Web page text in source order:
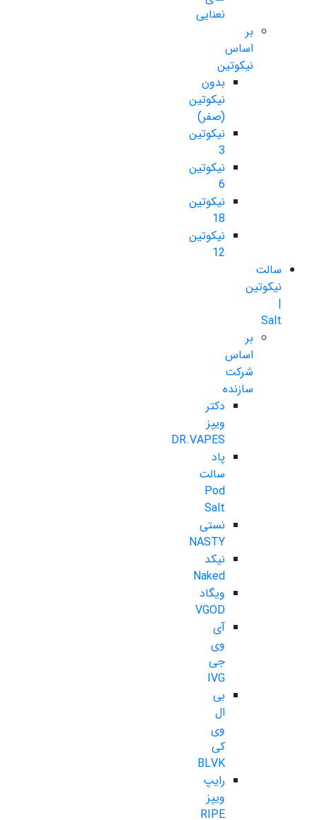
نعنایی
بر
اساس
نیکوتین
بدون
نیکوتین
(صفر)
نیکوتین
3
نیکوتین
6
نیکوتین
18
نیکوتین
12
سالت
نیکوتین
|
Salt
بر
اساس
شرکت
سازنده
دکتر
ویپز
DR.VAPES
پاد
سالت
Pod
Salt
نستی
NASTY
نیکد
Naked
ویگاد
VGOD
آی
وی
جی
IVG
بی
ال
وی
کی
BLVK
رایپ
ویپز
RIPE